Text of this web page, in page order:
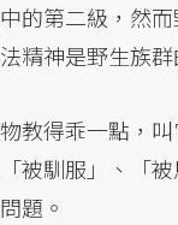
的第二級，然
精神是野生族
教得乖一點，
被馴服」、「
題。